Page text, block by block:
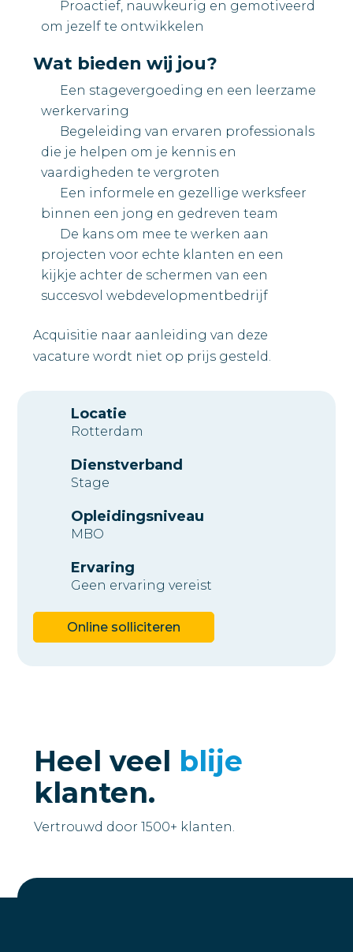
Proactief, nauwkeurig en gemotiveerd
om jezelf te ontwikkelen
Wat bieden wij jou?
Een stagevergoeding en een leerzame
werkervaring
Begeleiding van ervaren professionals
die je helpen om je kennis en
vaardigheden te vergroten
Een informele en gezellige werksfeer
binnen een jong en gedreven team
De kans om mee te werken aan
projecten voor echte klanten en een
kijkje achter de schermen van een
succesvol webdevelopmentbedrijf
Acquisitie naar aanleiding van deze
vacature wordt niet op prijs gesteld.
Locatie
Rotterdam
Dienstverband
Stage
Opleidingsniveau
MBO
Ervaring
Geen ervaring vereist
Online solliciteren
Heel veel blije
klanten.
Vertrouwd door 1500+ klanten.